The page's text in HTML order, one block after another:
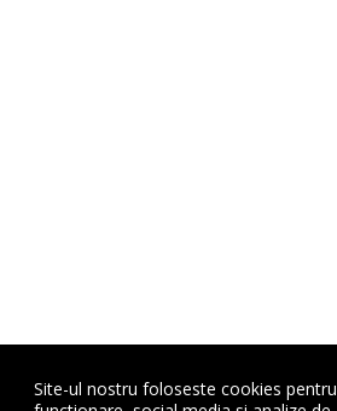
Site-ul nostru foloseste cookies pentru